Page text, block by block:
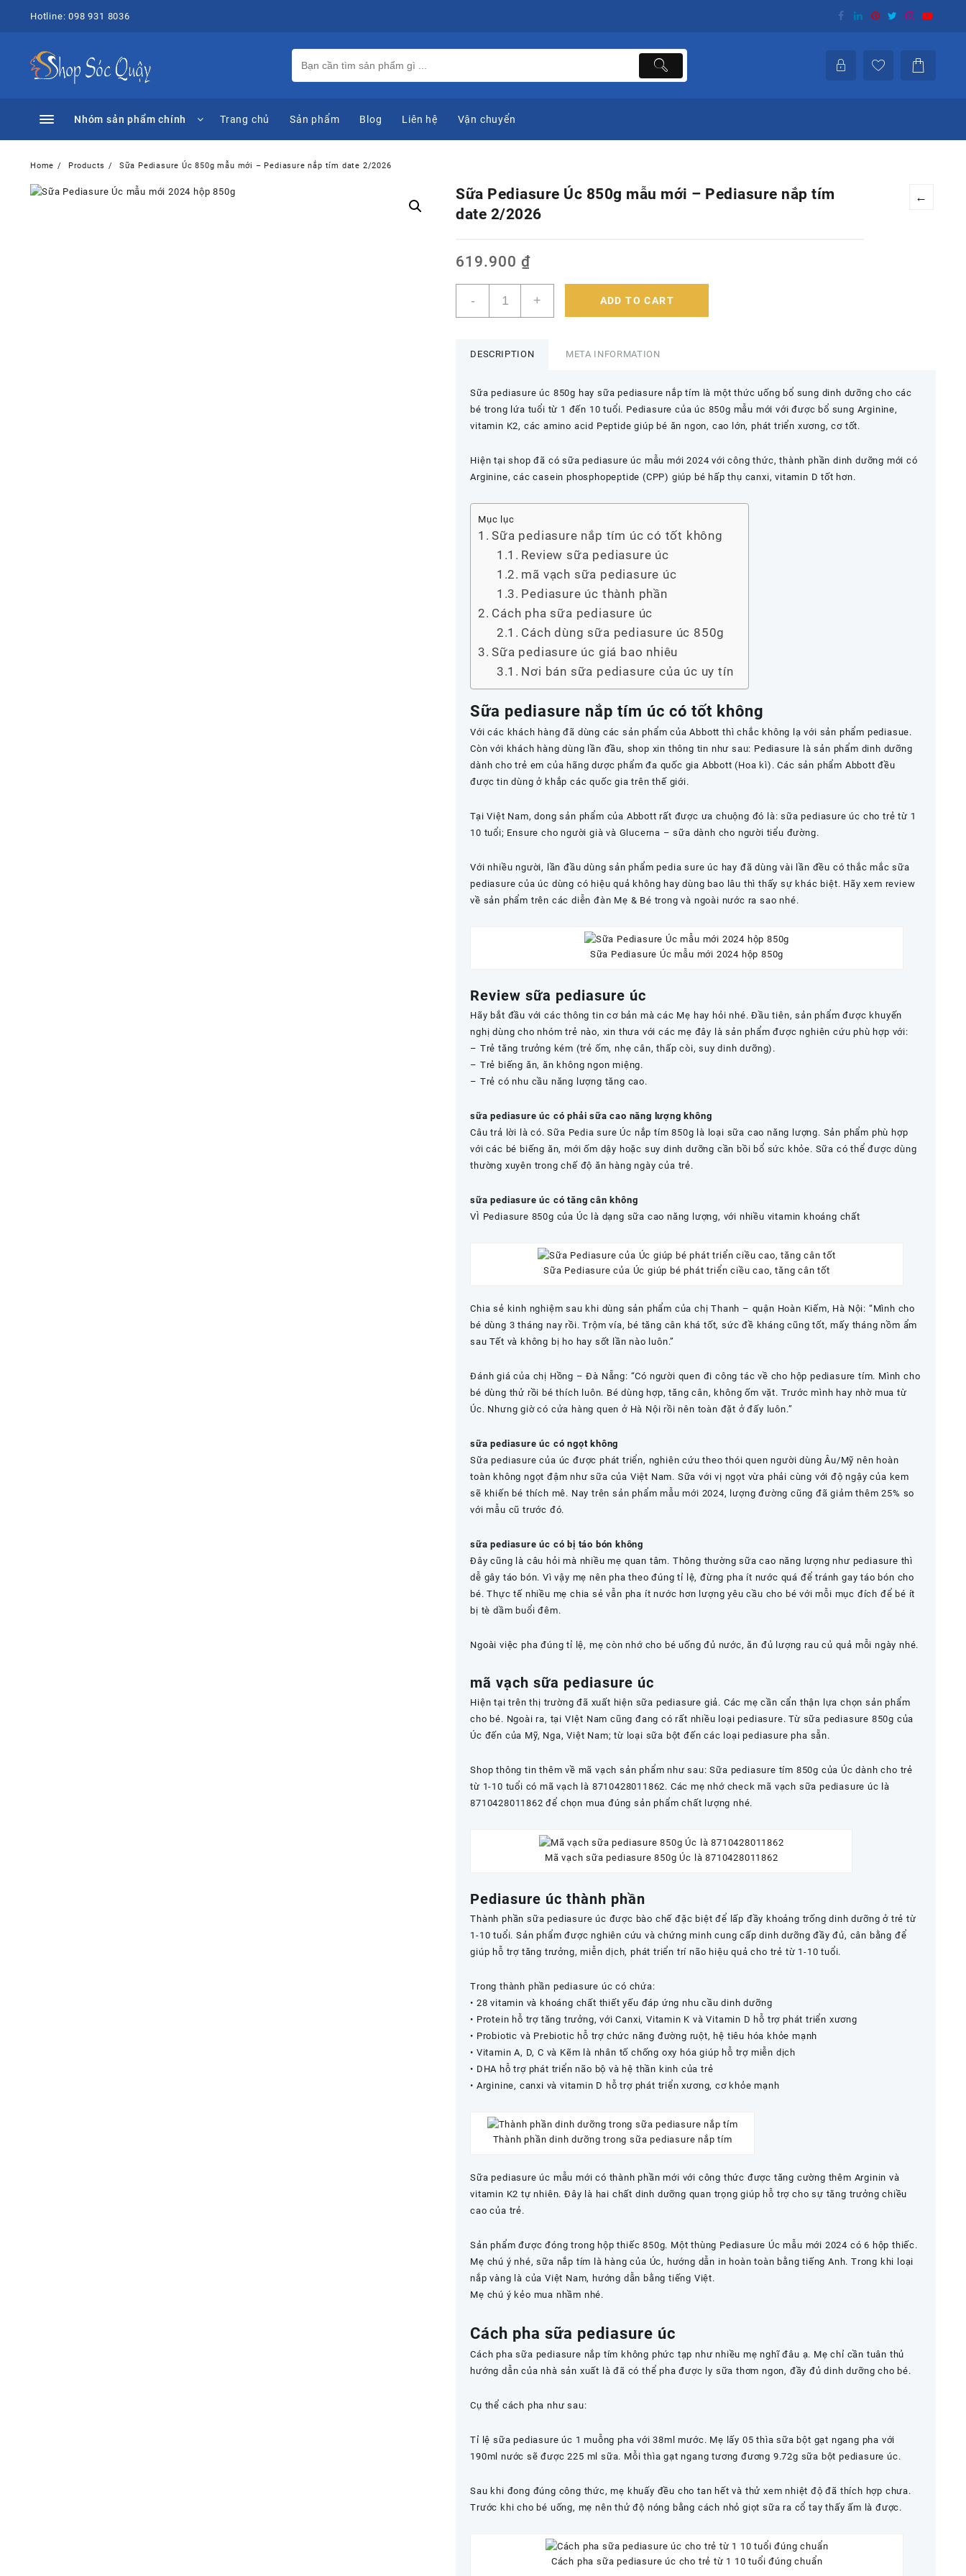
Hotline: 098 931 8036
Nhóm sản phẩm chính Trang chủ Sản phẩm Blog Liên hệ Vận chuyển
Home Products Sữa Pediasure Úc 850g mẫu mới – Pediasure nắp tím date 2/2026
←
Sữa Pediasure Úc 850g mẫu mới – Pediasure nắp tím
date 2/2026
619.900₫
-
Pediasure
mẫu
Pediasure
nắp
tím
2/2026
quantity
+ ADD TO CART
DESCRIPTION META INFORMATION
Sữa pediasure úc 850g hay sữa pediasure nắp tím là một thức uống bổ sung dinh dưỡng cho các
bé trong lứa tuổi từ 1 đến 10 tuổi. Pediasure của úc 850g mẫu mới với được bổ sung Arginine,
vitamin K2, các amino acid Peptide giúp bé ăn ngon, cao lớn, phát triển xương, cơ tốt.
Hiện tại shop đã có sữa pediasure úc mẫu mới 2024 với công thức, thành phần dinh dưỡng mới có
Arginine, các casein phosphopeptide (CPP) giúp bé hấp thụ canxi, vitamin D tốt hơn.
Mục lục
Sữa pediasure nắp tím úc có tốt không
Review sữa pediasure úc
mã vạch sữa pediasure úc
Pediasure úc thành phần
Cách pha sữa pediasure úc
Cách dùng sữa pediasure úc 850g
Sữa pediasure úc giá bao nhiêu
Nơi bán sữa pediasure của úc uy tín
Sữa pediasure nắp tím úc có tốt không
Với các khách hàng đã dùng các sản phẩm của Abbott thì chắc không lạ với sản phẩm pediasue.
Còn với khách hàng dùng lần đầu, shop xin thông tin như sau: Pediasure là sản phẩm dinh dưỡng
dành cho trẻ em của hãng dược phẩm đa quốc gia Abbott (Hoa kì). Các sản phẩm Abbott đều
được tin dùng ở khắp các quốc gia trên thế giới.
Tại Việt Nam, dong sản phẩm của Abbott rất được ưa chuộng đó là: sữa pediasure úc cho trẻ từ 1
10 tuổi; Ensure cho người già và Glucerna – sữa dành cho người tiểu đường.
Với nhiều người, lần đầu dùng sản phẩm pedia sure úc hay đã dùng vài lần đều có thắc mắc sữa
pediasure của úc dùng có hiệu quả không hay dùng bao lâu thì thấy sự khác biệt. Hãy xem review
về sản phẩm trên các diễn đàn Mẹ & Bé trong và ngoài nước ra sao nhé.
Sữa Pediasure Úc mẫu mới 2024 hộp 850g
Review sữa pediasure úc
Hãy bắt đầu với các thông tin cơ bản mà các Mẹ hay hỏi nhé. Đầu tiên, sản phẩm được khuyến
nghị dùng cho nhóm trẻ nào, xin thưa với các mẹ đây là sản phẩm được nghiên cứu phù hợp với:
– Trẻ tăng trưởng kém (trẻ ốm, nhẹ cân, thấp còi, suy dinh dưỡng).
– Trẻ biếng ăn, ăn không ngon miệng.
– Trẻ có nhu cầu năng lượng tăng cao.
sữa pediasure úc có phải sữa cao năng lượng không
Câu trả lời là có. Sữa Pedia sure Úc nắp tím 850g là loại sữa cao năng lượng. Sản phẩm phù hợp
với các bé biếng ăn, mới ốm dậy hoặc suy dinh dưỡng cần bồi bổ sức khỏe. Sữa có thể được dùng
thường xuyên trong chế độ ăn hàng ngày của trẻ.
sữa pediasure úc có tăng cân không
VÌ Pediasure 850g của Úc là dạng sữa cao năng lượng, với nhiều vitamin khoáng chất
Sữa Pediasure của Úc giúp bé phát triển ciều cao, tăng cân tốt
Chia sẻ kinh nghiệm sau khi dùng sản phẩm của chị Thanh – quận Hoàn Kiếm, Hà Nội: “Mình cho
bé dùng 3 tháng nay rồi. Trộm vía, bé tăng cân khá tốt, sức đề kháng cũng tốt, mấy tháng nồm ẩm
sau Tết và không bị ho hay sốt lần nào luôn.”
Đánh giá của chị Hồng – Đà Nẵng: “Có người quen đi công tác về cho hộp pediasure tím. Mình cho
bé dùng thử rồi bé thích luôn. Bé dùng hợp, tăng cân, không ốm vặt. Trước mình hay nhờ mua từ
Úc. Nhưng giờ có cửa hàng quen ở Hà Nội rồi nên toàn đặt ở đấy luôn.”
sữa pediasure úc có ngọt không
Sữa pediasure của úc được phát triển, nghiên cứu theo thói quen người dùng Âu/Mỹ nên hoàn
toàn không ngọt đậm như sữa của Việt Nam. Sữa với vị ngọt vừa phải cùng với độ ngậy của kem
sẽ khiến bé thích mê. Nay trên sản phẩm mẫu mới 2024, lượng đường cũng đã giảm thêm 25% so
với mẫu cũ trước đó.
sữa pediasure úc có bị táo bón không
Đây cũng là câu hỏi mà nhiều mẹ quan tâm. Thông thường sữa cao năng lượng như pediasure thì
dễ gây táo bón. Vì vậy mẹ nên pha theo đúng tỉ lệ, đừng pha ít nước quá để tránh gay táo bón cho
bé. Thực tế nhiều mẹ chia sẻ vẫn pha ít nước hơn lượng yêu cầu cho bé với mỗi mục đích để bé ít
bị tè dầm buổi đêm.
Ngoài việc pha đúng tỉ lệ, mẹ còn nhớ cho bé uống đủ nước, ăn đủ lượng rau củ quả mỗi ngày nhé.
mã vạch sữa pediasure úc
Hiện tại trên thị trường đã xuất hiện sữa pediasure giả. Các mẹ cần cẩn thận lựa chọn sản phẩm
cho bé. Ngoài ra, tại VIệt Nam cũng đang có rất nhiều loại pediasure. Từ sữa pediasure 850g của
Úc đến của Mỹ, Nga, Việt Nam; từ loại sữa bột đến các loại pediasure pha sẵn.
Shop thông tin thêm về mã vạch sản phẩm như sau: Sữa pediasure tím 850g của Úc dành cho trẻ
từ 1-10 tuổi có mã vạch là 8710428011862. Các mẹ nhớ check mã vạch sữa pediasure úc là
8710428011862 để chọn mua đúng sản phẩm chất lượng nhé.
Mã vạch sữa pediasure 850g Úc là 8710428011862
Pediasure úc thành phần
Thành phần sữa pediasure úc được bào chế đặc biệt để lấp đầy khoảng trống dinh dưỡng ở trẻ từ
1-10 tuổi. Sản phẩm được nghiên cứu và chứng minh cung cấp dinh dưỡng đầy đủ, cân bằng để
giúp hỗ trợ tăng trưởng, miễn dịch, phát triển trí não hiệu quả cho trẻ từ 1-10 tuổi.
Trong thành phần pediasure úc có chứa:
• 28 vitamin và khoáng chất thiết yếu đáp ứng nhu cầu dinh dưỡng
• Protein hỗ trợ tăng trưởng, với Canxi, Vitamin K và Vitamin D hỗ trợ phát triển xương
• Probiotic và Prebiotic hỗ trợ chức năng đường ruột, hệ tiêu hóa khỏe mạnh
• Vitamin A, D, C và Kẽm là nhân tố chống oxy hóa giúp hỗ trợ miễn dịch
• DHA hỗ trợ phát triển não bộ và hệ thần kinh của trẻ
• Arginine, canxi và vitamin D hỗ trợ phát triển xương, cơ khỏe mạnh
Thành phần dinh dưỡng trong sữa pediasure nắp tím
Sữa pediasure úc mẫu mới có thành phần mới với công thức được tăng cường thêm Arginin và
vitamin K2 tự nhiên. Đây là hai chất dinh dưỡng quan trọng giúp hỗ trợ cho sự tăng trưởng chiều
cao của trẻ.
Sản phẩm được đóng trong hộp thiếc 850g. Một thùng Pediasure Úc mẫu mới 2024 có 6 hộp thiếc.
Mẹ chú ý nhé, sữa nắp tím là hàng của Úc, hướng dẫn in hoàn toàn bằng tiếng Anh. Trong khi loại
nắp vàng là của Việt Nam, hướng dẫn bằng tiếng Việt.
Mẹ chú ý kẻo mua nhầm nhé.
Cách pha sữa pediasure úc
Cách pha sữa pediasure nắp tím không phức tạp như nhiều mẹ nghĩ đâu ạ. Mẹ chỉ cần tuân thủ
hướng dẫn của nhà sản xuất là đã có thể pha được ly sữa thơm ngon, đầy đủ dinh dưỡng cho bé.
Cụ thể cách pha như sau:
Tỉ lệ sữa pediasure úc 1 muỗng pha với 38ml mước. Mẹ lấy 05 thìa sữa bột gạt ngang pha với
190ml nước sẽ được 225 ml sữa. Mỗi thìa gạt ngang tương đương 9.72g sữa bột pediasure úc.
Sau khi đong đúng công thức, mẹ khuấy đều cho tan hết và thử xem nhiệt độ đã thích hợp chưa.
Trước khi cho bé uống, mẹ nên thử độ nóng bằng cách nhỏ giọt sữa ra cổ tay thấy ấm là được.
Cách pha sữa pediasure úc cho trẻ từ 1 10 tuổi đúng chuẩn